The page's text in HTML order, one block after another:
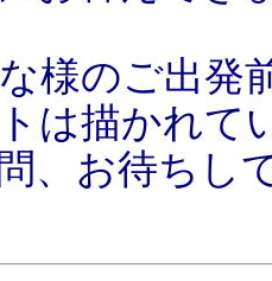
様のご出発
は描かれて
、お待ちし